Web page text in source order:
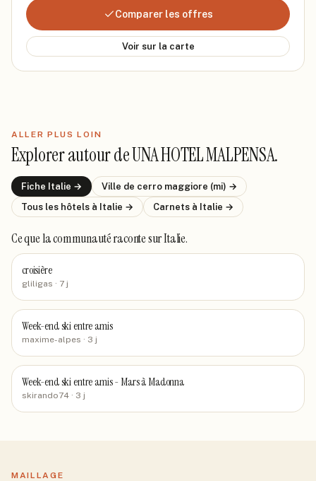
Comparer les offres
Voir sur la carte
ALLER PLUS LOIN
Explorer autour deUNA HOTEL MALPENSA.
Fiche Italie → Ville de cerro maggiore (mi) →
Tous les hôtels à Italie → Carnets à Italie →
Ce que la communauté racontesur Italie.
croisière
gliligas · 7 j
Week-end ski entre amis
maxime-alpes · 3 j
Week-end ski entre amis - Mars à Madonna
skirando74 · 3 j
MAILLAGE